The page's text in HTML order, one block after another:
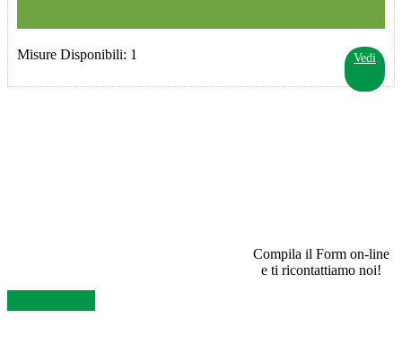
Vedi
Misure Disponibili: 1
Compila il Form on-line
e ti ricontattiamo noi!